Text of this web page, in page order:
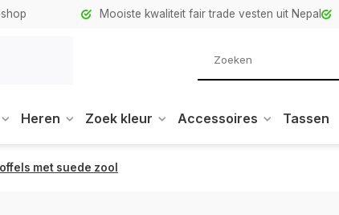
Mooiste kwaliteit fair trade vesten uit Nepal
Heren Zoek kleur Accessoires Tassen
met suede zool